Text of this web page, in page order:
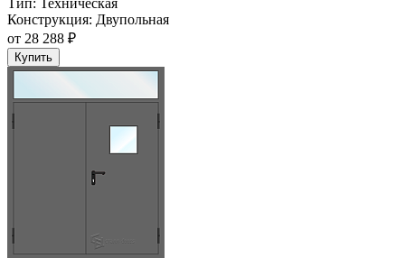
Тип: Техническая
Конструкция: Двупольная
от 28 288 ₽
Купить